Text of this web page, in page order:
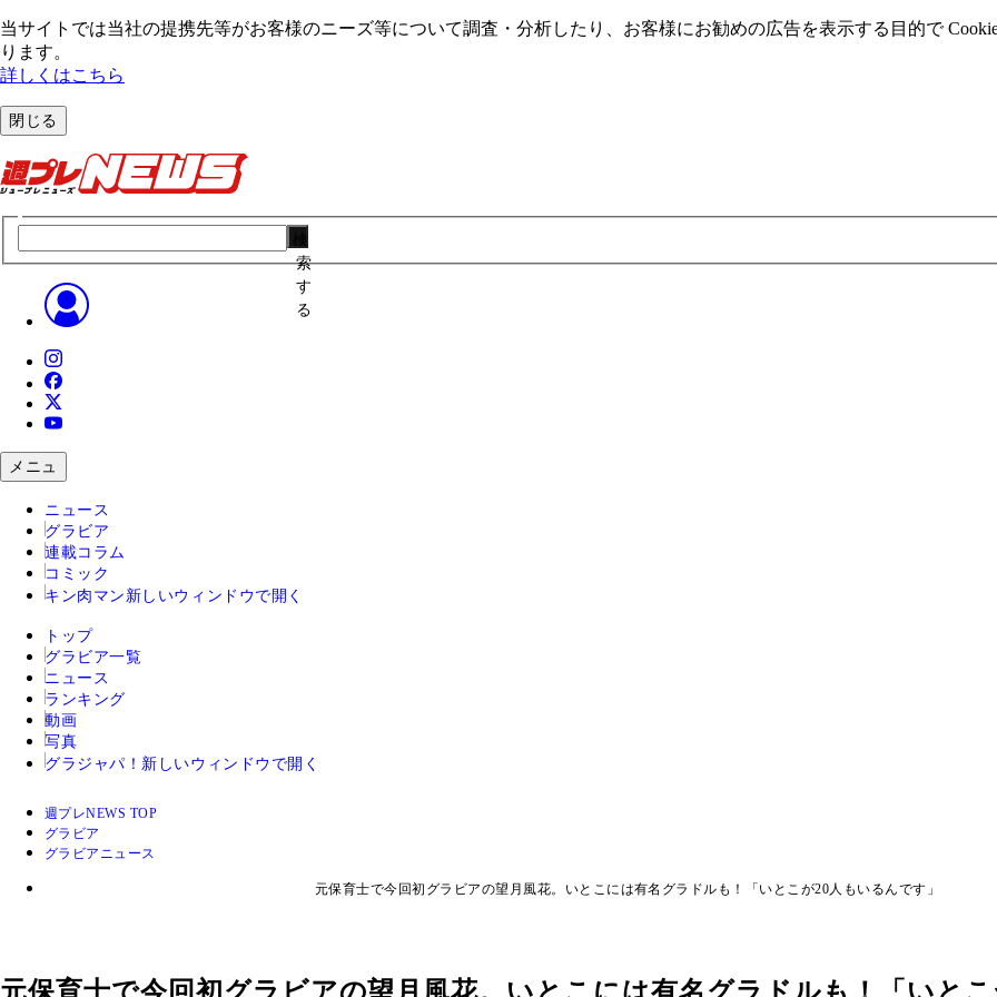
当サイトでは当社の提携先等がお客様のニーズ等について調査・分析したり、お客様にお勧めの広告を表⽰する⽬的で
ります。
詳しくはこちら
閉じる
索
す
る
メニュ
ニュース
グラビア
連載コラム
コミック
キン肉マン 新しいウィンドウで開く
トップ
グラビア一覧
ニュース
ランキング
動画
写真
グラジャパ！ 新しいウィンドウで開く
週プレNEWS TOP
グラビア
グラビアニュース
元保育士で今回初グラビアの望月風花。いとこには有名グラドルも！「いとこが20人もいるんです」
元保育士で今回初グラビアの望月風花。いとこには有名グラドルも！「いと